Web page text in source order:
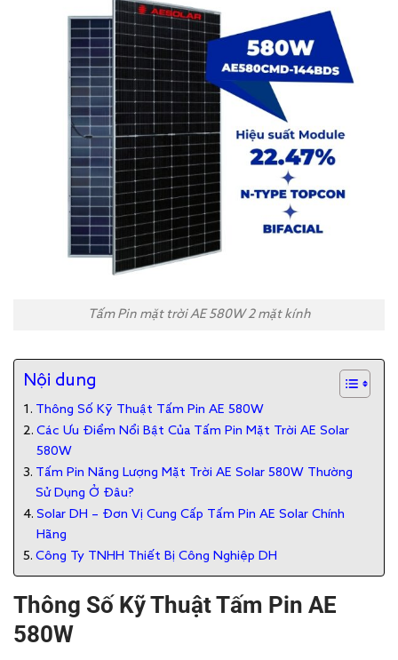
Tấm Pin mặt trời AE 580W 2 mặt kính
Nội dung
Thông Số Kỹ Thuật Tấm Pin AE 580W
Các Ưu Điểm Nổi Bật Của Tấm Pin Mặt Trời AE Solar
580W
Tấm Pin Năng Lượng Mặt Trời AE Solar 580W Thường
Sử Dụng Ở Đâu?
Solar DH – Đơn Vị Cung Cấp Tấm Pin AE Solar Chính
Hãng
Công Ty TNHH Thiết Bị Công Nghiệp DH
Thông Số Kỹ Thuật Tấm Pin AE
580W